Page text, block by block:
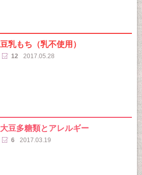
豆乳もち（乳不使用）
12 2017.05.28
大豆多糖類とアレルギー
6 2017.03.19